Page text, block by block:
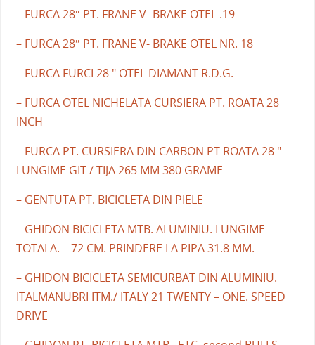
– FURCA 28″ PT. FRANE V- BRAKE OTEL .19
– FURCA 28″ PT. FRANE V- BRAKE OTEL NR. 18
– FURCA FURCI 28 " OTEL DIAMANT R.D.G.
– FURCA OTEL NICHELATA CURSIERA PT. ROATA 28
INCH
– FURCA PT. CURSIERA DIN CARBON PT ROATA 28 "
LUNGIME GIT / TIJA 265 MM 380 GRAME
– GENTUTA PT. BICICLETA DIN PIELE
– GHIDON BICICLETA MTB. ALUMINIU. LUNGIME
TOTALA. – 72 CM. PRINDERE LA PIPA 31.8 MM.
– GHIDON BICICLETA SEMICURBAT DIN ALUMINIU.
ITALMANUBRI ITM./ ITALY 21 TWENTY – ONE. SPEED
DRIVE